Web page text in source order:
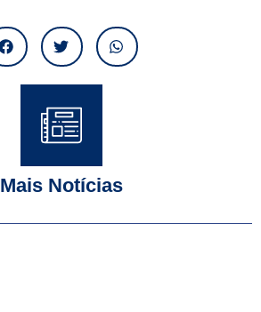
Mais Notícias